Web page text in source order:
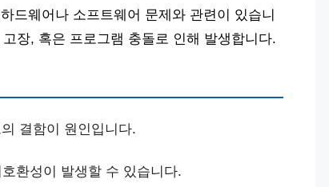
드웨어나 소프트웨어 문제와 관련이 있습니
장, 혹은 프로그램 충돌로 인해 발생합니다.
결함이 원인입니다.
환성이 발생할 수 있습니다.